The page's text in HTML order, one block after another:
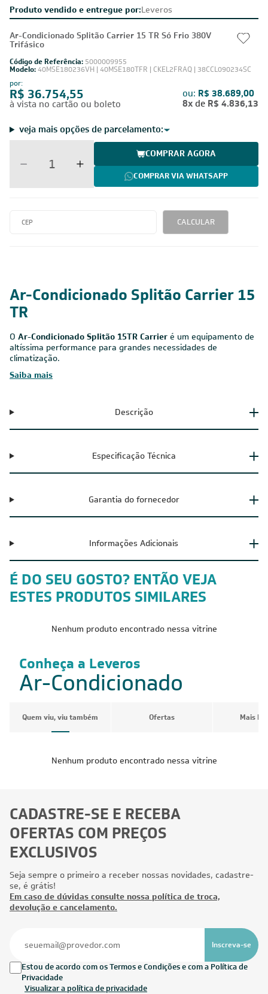
Produto vendido e entregue por:Leveros
Ar-Condicionado Splitão Carrier 15 TR Só Frio 380V
Trifásico
Código de Referência: 5000009955
Modelo:40MSE180236VH | 40MSE180TFR | CKEL2FRAQ | 38CCL090234SC
por:
R$ 36.754,55
à vista no cartão ou boleto
ou: R$ 38.689,00
8x de R$ 4.836,13
veja mais opções de parcelamento:
COMPRAR AGORA
COMPRAR VIA WHATSAPP
CALCULAR
Ar-Condicionado Splitão Carrier 15
TR
O Ar-Condicionado Splitão 15TR Carrier é um equipamento de
altíssima performance para grandes necessidades de
climatização.
Saiba mais
Descrição
Especificação Técnica
Garantia do fornecedor
Informações Adicionais
É DO SEU GOSTO? ENTÃO VEJA
ESTES PRODUTOS SIMILARES
Nenhum produto encontrado nessa vitrine
Conheça a Leveros
Ar-Condicionado
Quem viu, viu também Ofertas Mais
Nenhum produto encontrado nessa vitrine
CADASTRE-SE E RECEBA
OFERTAS COM PREÇOS
EXCLUSIVOS
Seja sempre o primeiro a receber nossas novidades, cadastre-
se, é grátis!
Em caso de dúvidas consulte nossa política de troca,
devolução e cancelamento.
Inscreva-se
Estou de acordo com os Termos e Condições e com a Política de
Privacidade
Visualizar a política de privacidade